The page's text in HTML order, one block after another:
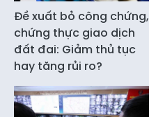
Đề xuất bỏ công chứng,
chứng thực giao dịch
đất đai: Giảm thủ tục
hay tăng rủi ro?